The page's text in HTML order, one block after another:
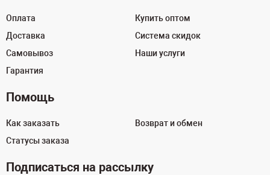
Оплата
Доставка
Самовывоз
Гарантия
Купить оптом
Система скидок
Наши услуги
Помощь
Как заказать
Статусы заказа
Возврат и обмен
Подписаться на рассылку